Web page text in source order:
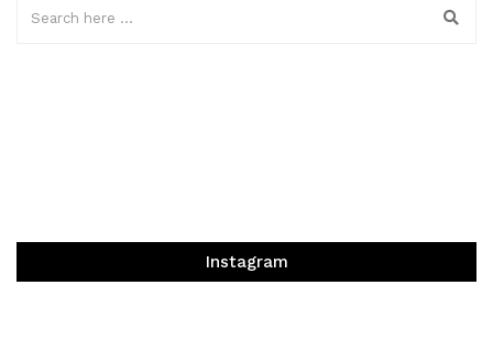
Instagram